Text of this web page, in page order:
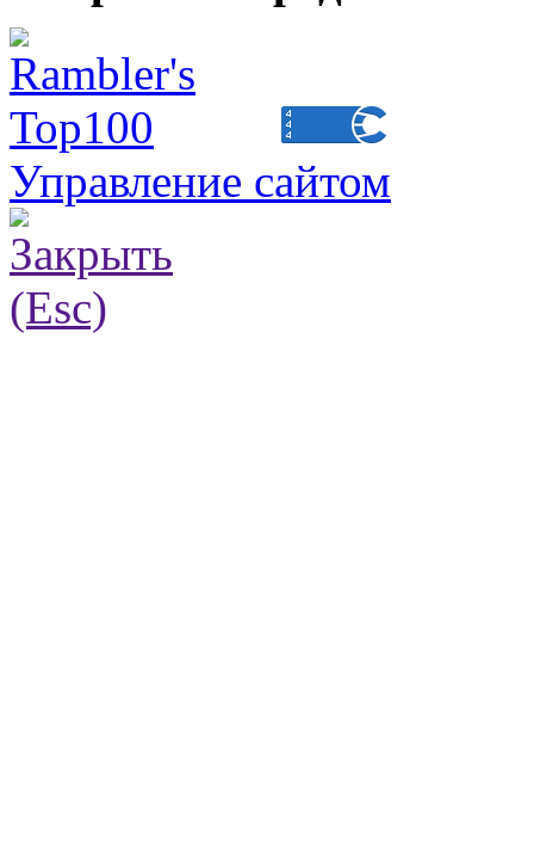
Управление сайтом